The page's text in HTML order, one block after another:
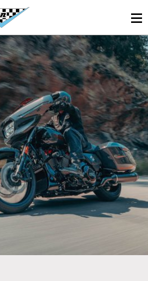
Viale Sant’Eufemia, 26 - Brescia